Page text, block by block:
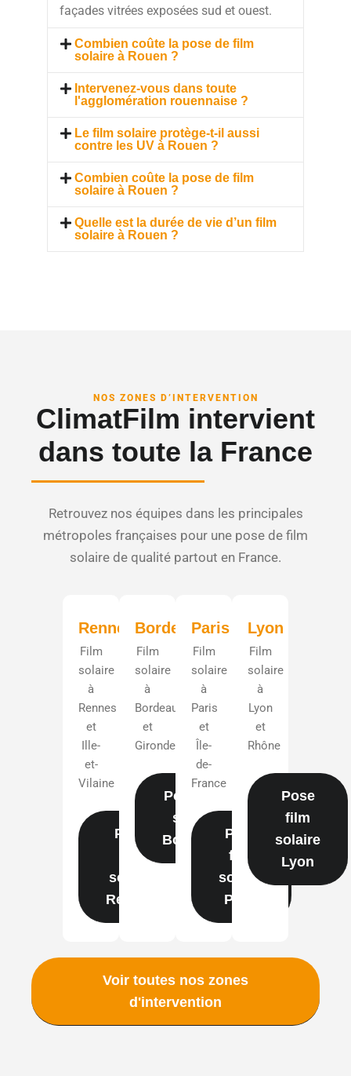
façades vitrées exposées sud et ouest.
Combien coûte la pose de film
solaire à Rouen ?
Intervenez-vous dans toute
l'agglomération rouennaise ?
Le film solaire protège-t-il aussi
contre les UV à Rouen ?
Combien coûte la pose de film
solaire à Rouen ?
Quelle est la durée de vie d’un film
solaire à Rouen ?
NOS ZONES D’INTERVENTION
ClimatFilm intervient
dans toute la France
Retrouvez nos équipes dans les principales
métropoles françaises pour une pose de film
solaire de qualité partout en France.
Rennes
Film
solaire
à
Rennes
et
Ille-
et-
Vilaine
Pose
film
solaire
Rennes
Bordeaux
Film
solaire
à
Bordeaux
et
Gironde
Pose film
solaire
Bordeaux
Paris
Film
solaire
à
Paris
et
Île-
de-
France
Pose
film
solaire
Paris
Lyon
Film
solaire
à
Lyon
et
Rhône
Pose
film
solaire
Lyon
Voir toutes nos zones
d'intervention